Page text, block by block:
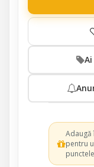
Adaugă
pentru